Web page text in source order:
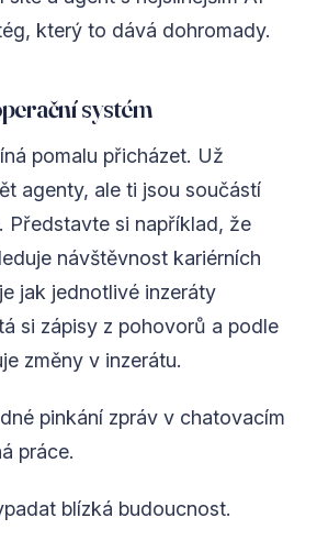
který to dává dohromady.
systém
pomalu přicházet. Už
agenty, ale ti jsou součástí
Představte si například, že
návštěvnost kariérních
jak jednotlivé inzeráty
si zápisy z pohovorů a podle
změny v inzerátu.
pinkání zpráv v chatovacím
práce.
blízká budoucnost.